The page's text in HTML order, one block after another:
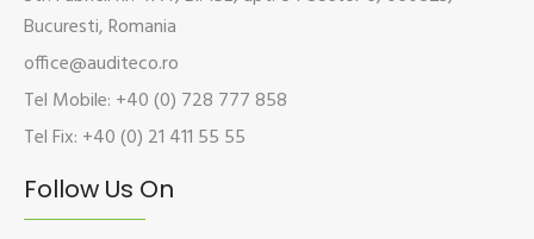
Bucuresti, Romania
office@auditeco.ro
Tel Mobile: +40 (0) 728 777 858
Tel Fix: +40 (0) 21 411 55 55
Follow Us On